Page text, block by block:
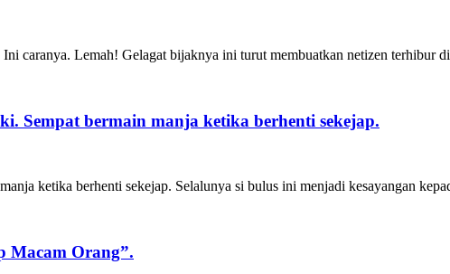
caranya. Lemah! Gelagat bijaknya ini turut membuatkan netizen terhibur
Sempat bermain manja ketika berhenti sekejap.
ketika berhenti sekejap. Selalunya si bulus ini menjadi kesayangan
Macam Orang”.